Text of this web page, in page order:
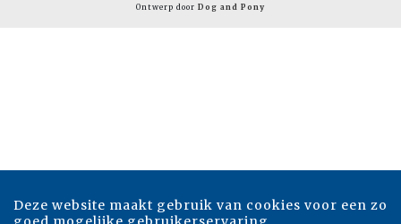
Ontwerp door Dog and Pony
Deze website maakt gebruik van cookies voor een zo